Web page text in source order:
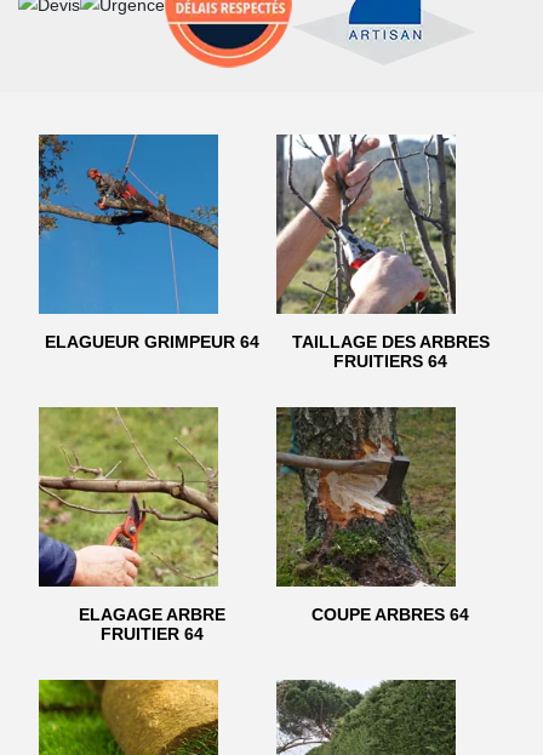
ELAGUEUR GRIMPEUR 64
TAILLAGE DES ARBRES
FRUITIERS 64
ELAGAGE ARBRE
FRUITIER 64
COUPE ARBRES 64